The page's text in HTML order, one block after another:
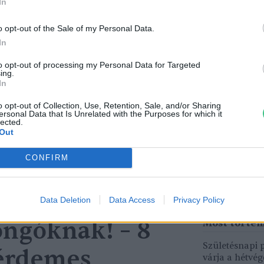
opt-out of the Sale of my Personal Data.
opt-out of processing my Personal Data for Targeted
opt-out of Collection, Use, Retention, Sale, and/or Sharing
Data that Is Unrelated with the Purposes for which it
CONFIRM
Data Deletion Data Access Privacy Policy
legfőbb
| Holnapután
Nincs élet víz nélkül? –
Ljasuk Dimitry új filmjéről |
Greendex 1:04:15
– 8
Születésnapi
várja a